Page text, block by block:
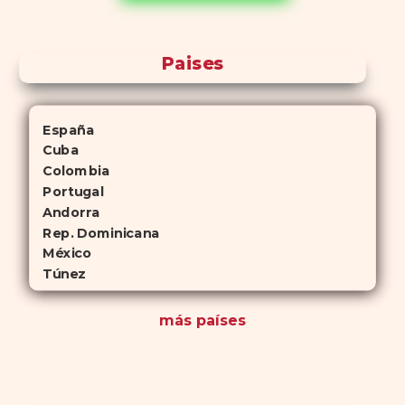
Paises
España
Cuba
Colombia
Portugal
Andorra
Rep. Dominicana
México
Túnez
más países